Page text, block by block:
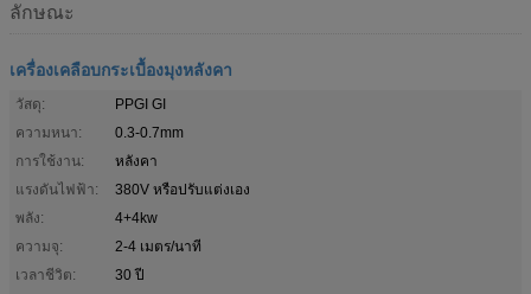
ลักษณะ
เครื่องเคลือบกระเบื้องมุงหลังคา
วัสดุ:
PPGI GI
ความหนา:
0.3-0.7mm
การใช้งาน:
หลังคา
แรงดันไฟฟ้า:
380V หรือปรับแต่งเอง
พลัง:
4+4kw
ความจุ:
2-4 เมตร/นาที
เวลาชีวิต:
30 ปี